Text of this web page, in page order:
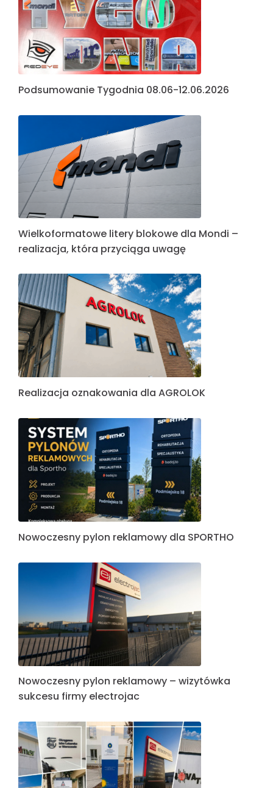
Podsumowanie Tygodnia 08.06-12.06.2026
Wielkoformatowe litery blokowe dla Mondi –
realizacja, która przyciąga uwagę
Realizacja oznakowania dla AGROLOK
Nowoczesny pylon reklamowy dla SPORTHO
Nowoczesny pylon reklamowy – wizytówka
sukcesu firmy electrojac